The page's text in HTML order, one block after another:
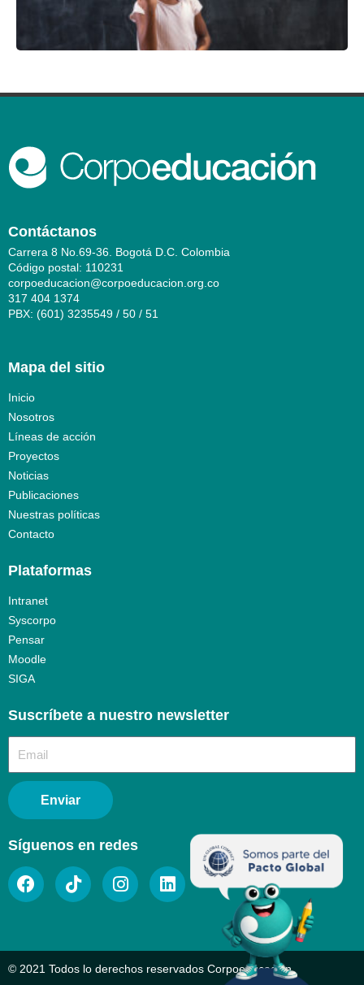
Contáctanos
Carrera 8 No.69-36. Bogotá D.C. Colombia
Código postal: 110231
corpoeducacion@corpoeducacion.org.co
317 404 1374
PBX: (601) 3235549 / 50 / 51
Mapa del sitio
Inicio
Nosotros
Líneas de acción
Proyectos
Noticias
Publicaciones
Nuestras políticas
Contacto
Plataformas
Intranet
Syscorpo
Pensar
Moodle
SIGA
Suscríbete a nuestro newsletter​
Enviar
Síguenos en redes
© 2021 Todos lo derechos reservados Corpoeducación